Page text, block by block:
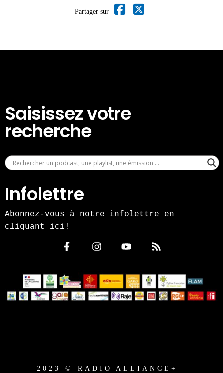
Partager sur
Saisissez votre
recherche
Infolettre
Abonnez-vous à notre infolettre en
cliquant ici!
2023 © RADIO ALLIANCE+ |